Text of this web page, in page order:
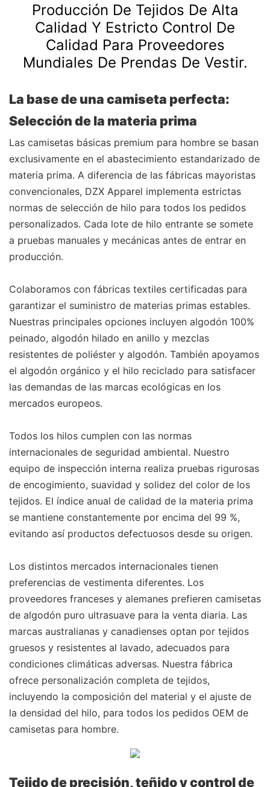
Producción De Tejidos De Alta
Calidad Y Estricto Control De
Calidad Para Proveedores
Mundiales De Prendas De Vestir.
La base de una camiseta perfecta:
Selección de la materia prima
Las camisetas básicas premium para hombre se basan
exclusivamente en el abastecimiento estandarizado de
materia prima. A diferencia de las fábricas mayoristas
convencionales, DZX Apparel implementa estrictas
normas de selección de hilo para todos los pedidos
personalizados. Cada lote de hilo entrante se somete
a pruebas manuales y mecánicas antes de entrar en
producción.
Colaboramos con fábricas textiles certificadas para
garantizar el suministro de materias primas estables.
Nuestras principales opciones incluyen algodón 100%
peinado, algodón hilado en anillo y mezclas
resistentes de poliéster y algodón. También apoyamos
el algodón orgánico y el hilo reciclado para satisfacer
las demandas de las marcas ecológicas en los
mercados europeos.
Todos los hilos cumplen con las normas
internacionales de seguridad ambiental. Nuestro
equipo de inspección interna realiza pruebas rigurosas
de encogimiento, suavidad y solidez del color de los
tejidos. El índice anual de calidad de la materia prima
se mantiene constantemente por encima del 99 %,
evitando así productos defectuosos desde su origen.
Los distintos mercados internacionales tienen
preferencias de vestimenta diferentes. Los
proveedores franceses y alemanes prefieren camisetas
de algodón puro ultrasuave para la venta diaria. Las
marcas australianas y canadienses optan por tejidos
gruesos y resistentes al lavado, adecuados para
condiciones climáticas adversas. Nuestra fábrica
ofrece personalización completa de tejidos,
incluyendo la composición del material y el ajuste de
la densidad del hilo, para todos los pedidos OEM de
camisetas para hombre.
Tejido de precisión, teñido y control de